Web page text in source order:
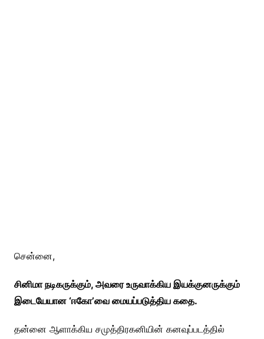
சென்னை,
சினிமா நடிகருக்கும், அவரை உருவாக்கிய இயக்குனருக்கும்
இடையேயான ‘ஈகோ’வை மையப்படுத்திய கதை.
தன்னை ஆளாக்கிய சமுத்திரகனியின் கனவுப்படத்தில்